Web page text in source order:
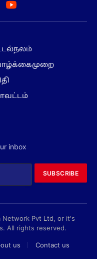
inbox
SUBSCRIBE
Pvt Ltd, or it's
All rights reserved.
us Contact us